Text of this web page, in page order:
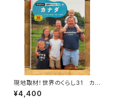
現地取材！世界のくらし31 カナ
ダ
¥4,400